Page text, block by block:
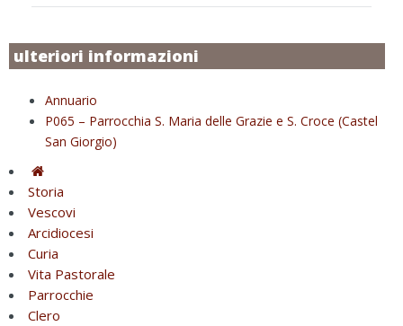
ulteriori informazioni
Annuario
P065 – Parrocchia S. Maria delle Grazie e S. Croce (Castel
San Giorgio)
Storia
Vescovi
Arcidiocesi
Curia
Vita Pastorale
Parrocchie
Clero